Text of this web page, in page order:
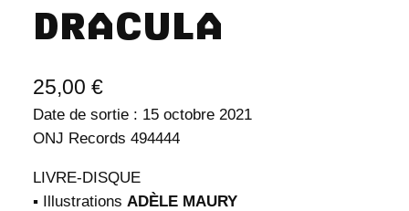
DRACULA
25,00 €
Date de sortie : 15 octobre 2021
ONJ Records 494444
LIVRE-DISQUE
▪️ Illustrations ADÈLE MAURY